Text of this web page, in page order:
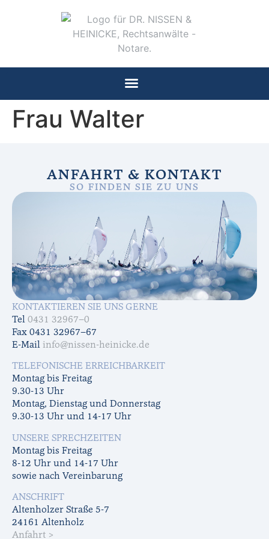
Frau Walter
ANFAHRT & KONTAKT
SO FINDEN SIE ZU UNS
KONTAKTIEREN SIE UNS GERNE
Tel0431 32967–0
Fax 0431 32967–67
E-Mailinfo@nissen-heinicke.de
TELEFONISCHE ERREICHBARKEIT
Montag bis Freitag
9.30-13 Uhr
Montag, Dienstag und Donnerstag
9.30-13 Uhr und 14-17 Uhr
UNSERE SPRECHZEITEN
Montag bis Freitag
8-12 Uhr und 14-17 Uhr
sowie nach Vereinbarung
ANSCHRIFT
Altenholzer Straße 5-7
24161 Altenholz
Anfahrt >